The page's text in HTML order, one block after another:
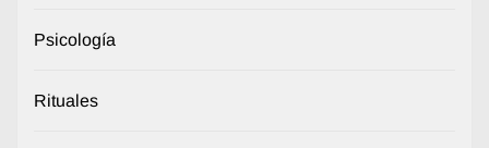
Psicología
Rituales